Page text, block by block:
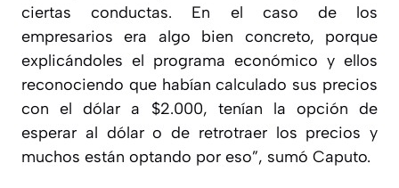
ciertas conductas. En el caso de los
empresarios era algo bien concreto, porque
explicándoles el programa económico y ellos
reconociendo que habían calculado sus precios
con el dólar a $2.000, tenían la opción de
esperar al dólar o de retrotraer los precios y
muchos están optando por eso”, sumó Caputo.